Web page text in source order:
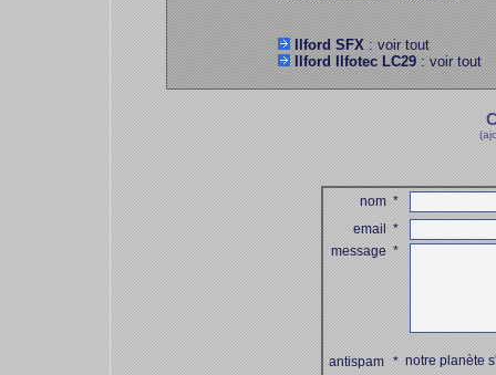
Ilford SFX: voir tout
Ilford Ilfotec LC29: voir tout
nom*
email*
message*
antispam *notre planète